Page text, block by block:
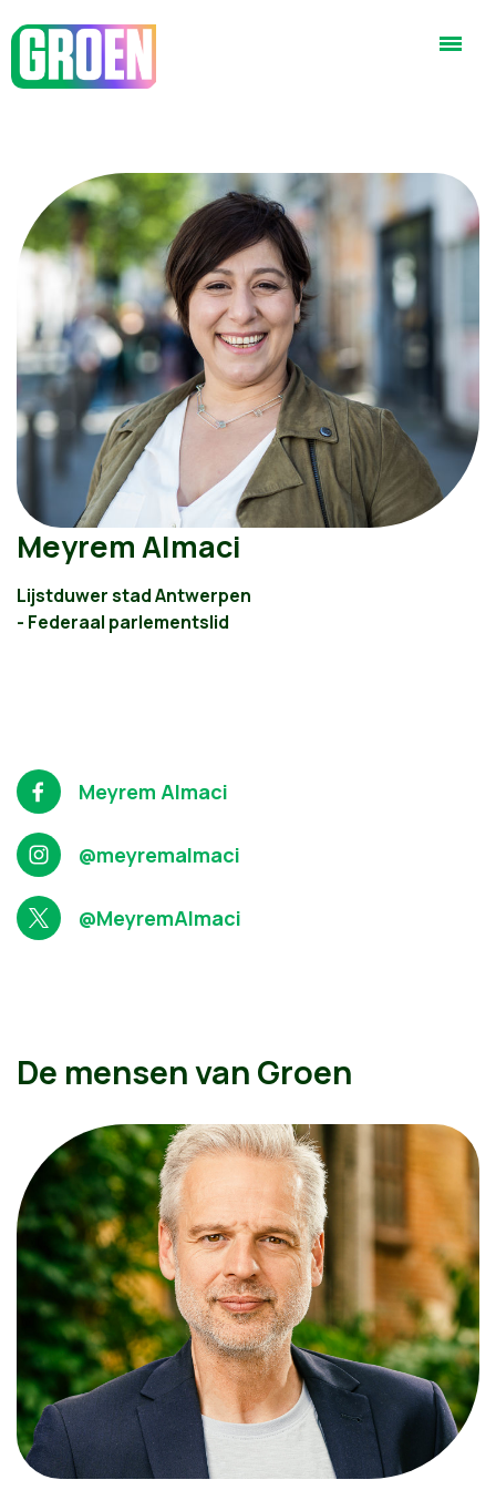
Meyrem Almaci
Lijstduwer stad Antwerpen
- Federaal parlementslid
Meyrem Almaci
@meyremalmaci
@MeyremAlmaci
De mensen van Groen